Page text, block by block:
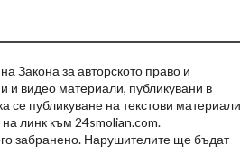
Закона за авторското право и
и видео материали, публикувани в
се публикуване на текстови материали
линк към 24smolian.com.
забранено. Нарушителите ще бъдат